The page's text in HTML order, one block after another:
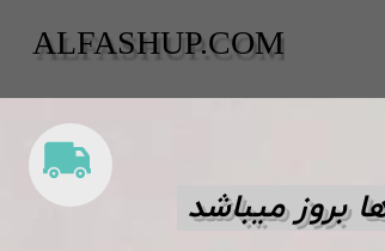
​​ALFASHUP.COM
بروز میباشد